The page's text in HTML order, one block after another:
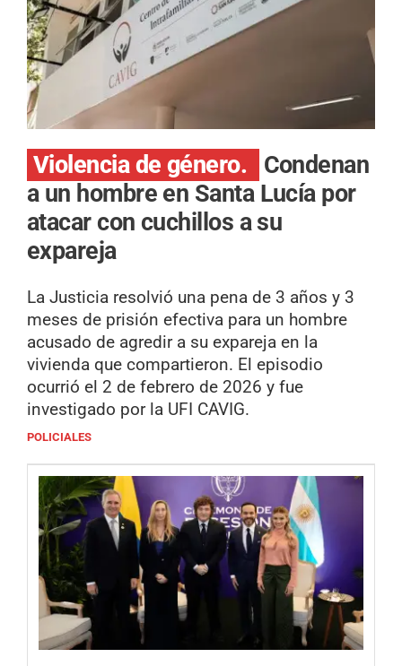
Violencia de género.
Condenan
a un hombre en Santa Lucía por
atacar con cuchillos a su
expareja
La Justicia resolvió una pena de 3 años y 3
meses de prisión efectiva para un hombre
acusado de agredir a su expareja en la
vivienda que compartieron. El episodio
ocurrió el 2 de febrero de 2026 y fue
investigado por la UFI CAVIG.
POLICIALES